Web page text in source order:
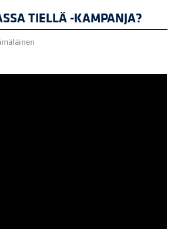
TIELLÄ -KAMPANJA?